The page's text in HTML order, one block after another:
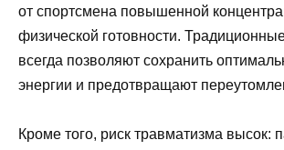
от спортсмена повышенной
физической готовности.
всегда позволяют сохранить
энергии и предотвращают
Кроме того, риск травматизма высок: